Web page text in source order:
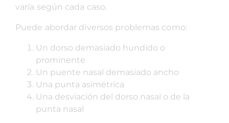
varía según cada caso.
Puede abordar diversos problemas como:
Un dorso demasiado hundido o
prominente
Un puente nasal demasiado ancho
Una punta asimétrica
Una desviación del dorso nasal o de la
punta nasal